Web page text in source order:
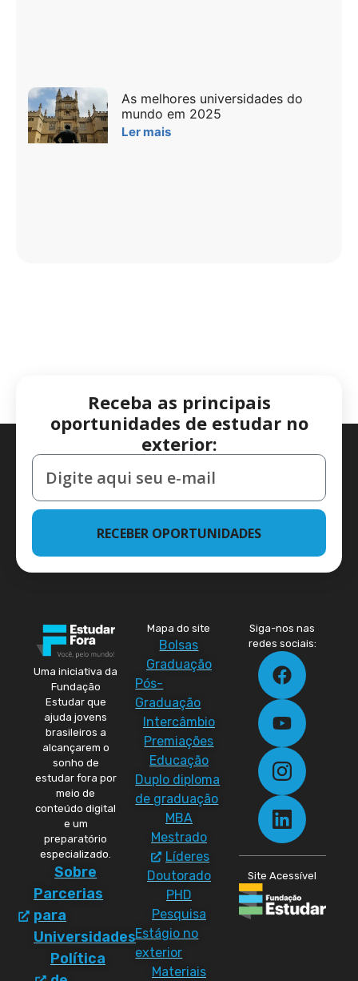
As melhores universidades do
mundo em 2025
Ler mais
Receba as principais
oportunidades de estudar no
exterior:
RECEBER OPORTUNIDADES
Uma iniciativa da
Fundação
Estudar que
ajuda jovens
brasileiros a
alcançarem o
sonho de
estudar fora por
meio de
conteúdo digital
e um
preparatório
especializado.
Sobre
Parcerias
para
Universidades
Política
Mapa do site
Bolsas
Graduação
Pós-
Graduação
Intercâmbio
Premiações
Educação
Duplo diploma
de graduação
MBA
Mestrado
Líderes
Doutorado
PHD
Pesquisa
Estágio no
exterior
Materiais
Siga-nos nas
redes sociais:
Site Acessível